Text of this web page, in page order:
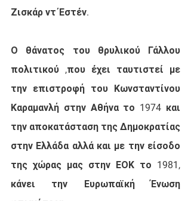
Ζισκάρ ντ΄Εστέν.
Ο θάνατος του θρυλικού Γάλλου
πολιτικού ,που έχει ταυτιστεί με
την επιστροφή του Κωνσταντίνου
Καραμανλή στην Αθήνα το 1974 και
την αποκατάσταση της Δημοκρατίας
στην Ελλάδα αλλά και με την είσοδο
της χώρας μας στην ΕΟΚ το 1981,
κάνει την Ευρωπαϊκή Ένωση